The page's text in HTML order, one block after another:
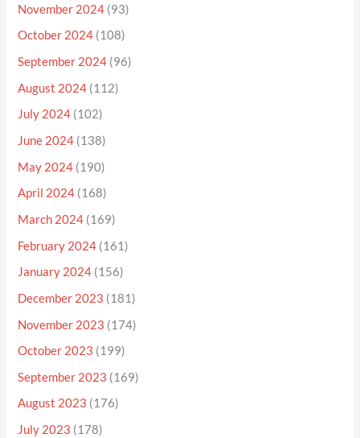
November 2024 (93)
October 2024 (108)
September 2024 (96)
August 2024 (112)
July 2024 (102)
June 2024 (138)
May 2024 (190)
April 2024 (168)
March 2024 (169)
February 2024 (161)
January 2024 (156)
December 2023 (181)
November 2023 (174)
October 2023 (199)
September 2023 (169)
August 2023 (176)
July 2023 (178)